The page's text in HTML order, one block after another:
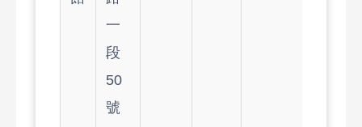
一
段
50
號